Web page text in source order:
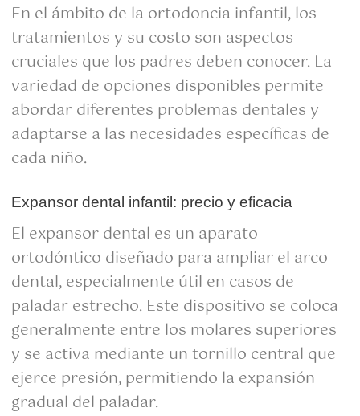
En el ámbito de la ortodoncia infantil, los
tratamientos y su costo son aspectos
cruciales que los padres deben conocer. La
variedad de opciones disponibles permite
abordar diferentes problemas dentales y
adaptarse a las necesidades específicas de
cada niño.
Expansor dental infantil: precio y eficacia
El expansor dental es un aparato
ortodóntico diseñado para ampliar el arco
dental, especialmente útil en casos de
paladar estrecho. Este dispositivo se coloca
generalmente entre los molares superiores
y se activa mediante un tornillo central que
ejerce presión, permitiendo la expansión
gradual del paladar.